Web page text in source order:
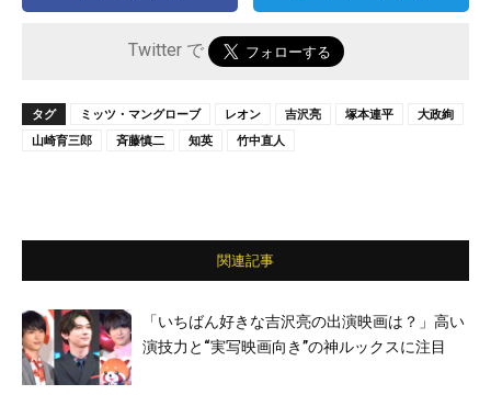
Twitter で
タグ ミッツ・マングローブ レオン 吉沢亮 塚本連平
大政絢
山崎育三郎
斉藤慎二 知英 竹中直人
関連記事
「いちばん好きな吉沢亮の出演映画は？」高い
演技力と“実写映画向き”の神ルックスに注目